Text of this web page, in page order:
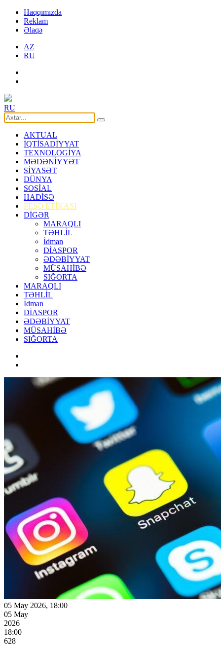
Haqqımızda
Reklam
Əlaqə
AZ
RU
RU
AKTUAL
İQTİSADİYYAT
TEXNOLOGİYA
MƏDƏNİYYƏT
SİYASƏT
DÜNYA
SOSİAL
HADİSƏ
PEŞƏ ETİKASI
DİGƏR
MARAQLI
TƏHLİL
İdman
DİASPOR
ƏDƏBİYYAT
MÜSAHİBƏ
SIĞORTA
MARAQLI
TƏHLİL
İdman
DİASPOR
ƏDƏBİYYAT
MÜSAHİBƏ
SIĞORTA
05 May 2026, 18:00
05 May
2026
18:00
628